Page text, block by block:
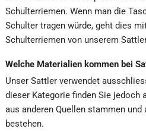
Schulterriemen. Wenn man die
Schulter tragen würde, geht dies
Schulterriemen von unserem
Welche Materialien kommen bei
Unser Sattler verwendet
dieser Kategorie finden Sie jedoch
aus anderen Quellen stammen und
bestehen.